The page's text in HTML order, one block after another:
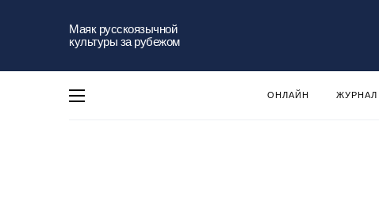
Маяк русскоязычной
культуры за рубежом
ОНЛАЙН ЖУРНАЛ